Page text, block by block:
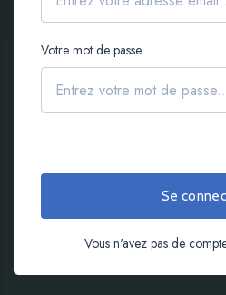
Votre mot de passe
Se
Vous n'avez pas de
S'inscrire gratuitement